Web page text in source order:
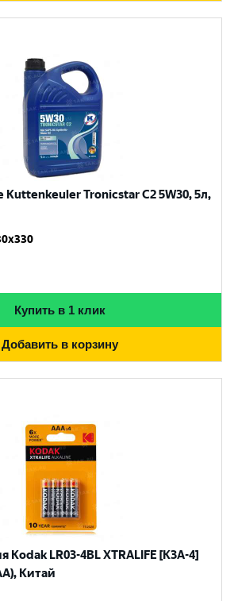
Tronicstar C2 5W30, 5л,
Купить в 1 клик
Добавить в корзину
Kodak LR03-4BL XTRALIFE [K3A-4]
Китай